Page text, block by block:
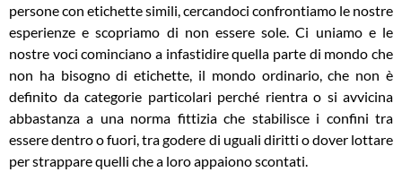
persone con etichette simili, cercandoci confrontiamo le nostre
esperienze e scopriamo di non essere sole. Ci uniamo e le
nostre voci cominciano a infastidire quella parte di mondo che
non ha bisogno di etichette, il mondo ordinario, che non è
definito da categorie particolari perché rientra o si avvicina
abbastanza a una norma fittizia che stabilisce i confini tra
essere dentro o fuori, tra godere di uguali diritti o dover lottare
per strappare quelli che a loro appaiono scontati.